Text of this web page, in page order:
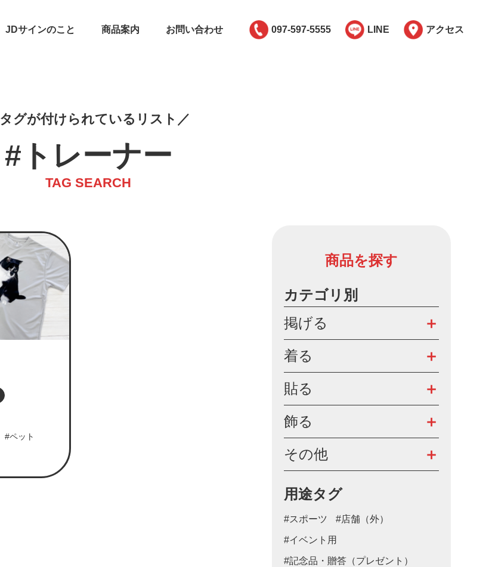
JDサインのこと 商品案内 お問い合わせ 097-597-5555 LINE アクセス
タグが付けられているリスト
#トレーナー
TAG SEARCH
#ペット
商品を探す
カテゴリ別
掲げる
着る
貼る
飾る
その他
用途タグ
#スポーツ #店舗（外）
#イベント用
#記念品・贈答（プレゼント）